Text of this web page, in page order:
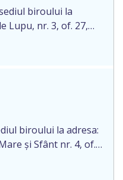
prealabil pentru […]
biroului la
Lupu, nr. 3, of. 27,
GHEORGHE,
certificatului de
pentru
biroului la adresa:
și Sfânt nr. 4, of.
DODI EUGENIU,